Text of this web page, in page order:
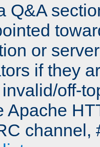
Q&A
or
if they
off-
Apache
channel,